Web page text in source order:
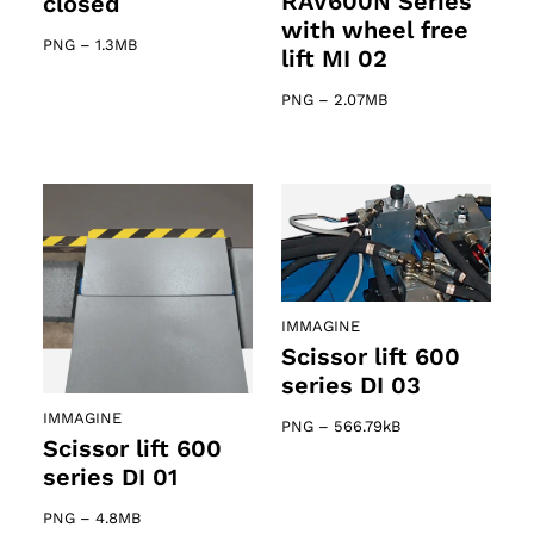
PNG – 1.3MB
with wheel free
lift MI 02
PNG – 2.07MB
IMMAGINE
Scissor lift 600
series DI 01
PNG – 4.8MB
IMMAGINE
Scissor lift 600
series DI 03
PNG – 566.79kB